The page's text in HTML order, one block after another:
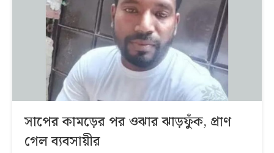
সাপের কামড়ের পর ওঝার ঝাড়ফুঁক, প্রাণ
গেল ব্যবসায়ীর